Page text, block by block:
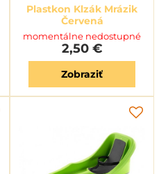
Plastkon Klzák Mrázik
Červená
momentálne nedostupné
2,50 €
Zobraziť